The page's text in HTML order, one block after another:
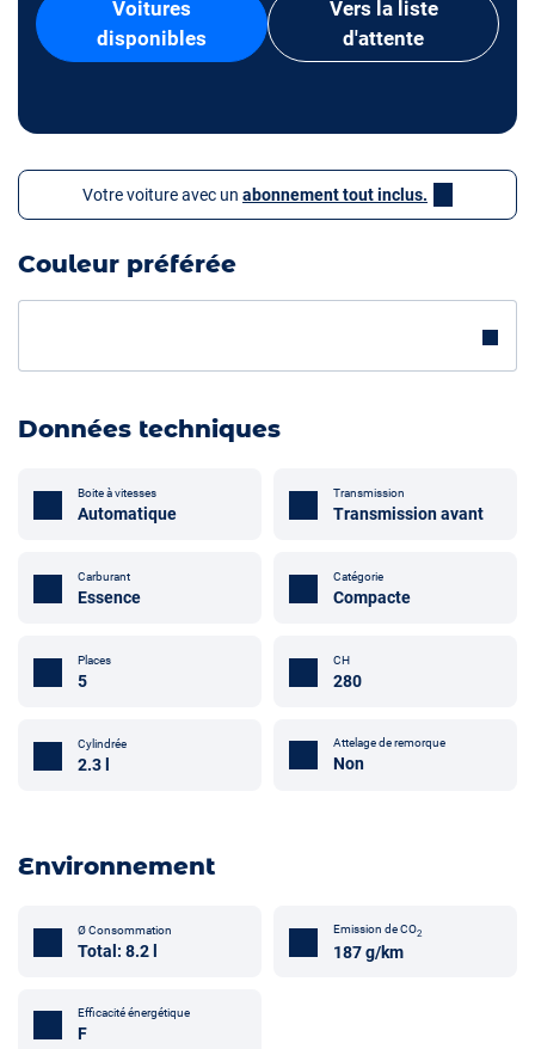
Voitures
disponibles
Vers la liste
d'attente
Votre voiture avec un abonnement tout inclus.
Couleur préférée
Données techniques
Boite à vitesses
Automatique
Transmission
Transmission avant
Carburant
Essence
Catégorie
Compacte
Places
5
CH
280
Cylindrée
2.3 l
Attelage de remorque
Non
Environnement
Ø Consommation
Total: 8.2 l
Emission de CO2
187 g/km
Efficacité énergétique
F